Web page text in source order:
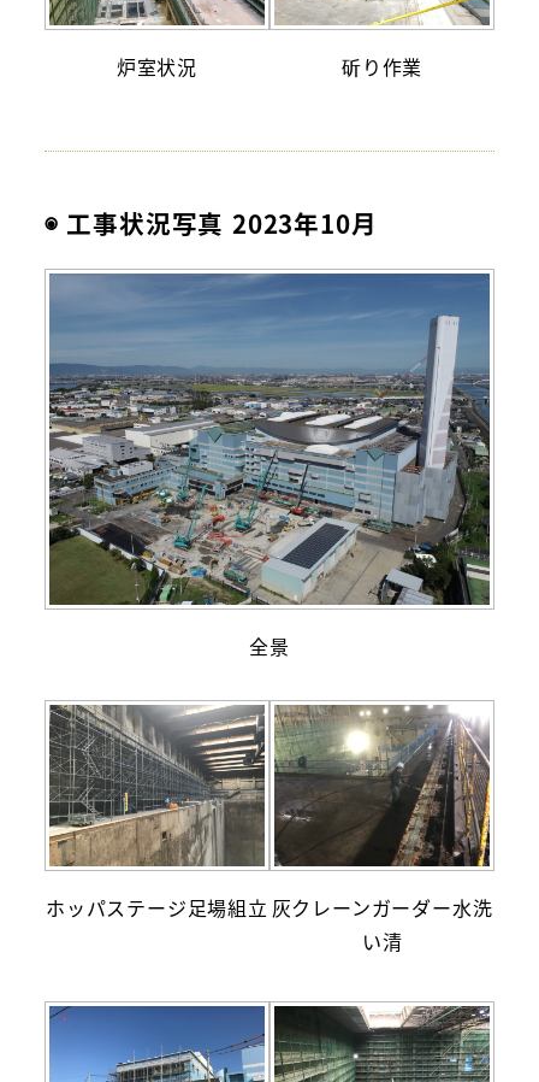
炉室状況 斫り作業
◉ 工事状況写真 2023年10月
全景
ホッパステージ足場組立 灰クレーンガーダー水洗
い清